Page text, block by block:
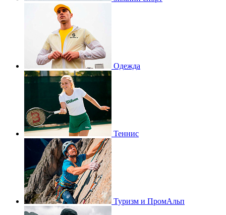
Одежда
Теннис
Туризм и ПромАльп